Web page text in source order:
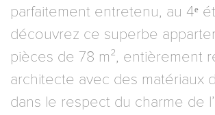
parfaitement entretenu, au 4ᵉ
découvrez ce superbe
pièces de 78 m², entièrement
architecte avec des matériaux
dans le respect du charme de